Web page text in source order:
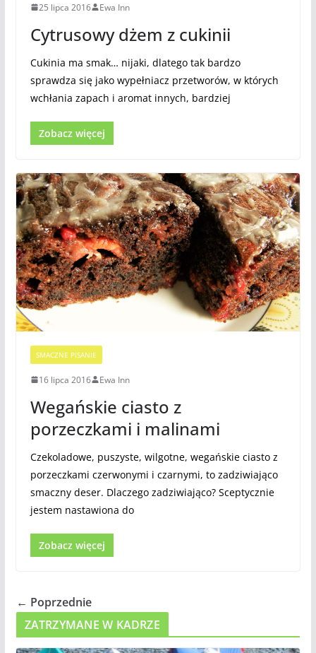
25 lipca 2016 Ewa Inn
Cytrusowy dżem z cukinii
Cukinia ma smak… nijaki, dlatego tak bardzo
sprawdza się jako wypełniacz przetworów, w których
wchłania zapach i aromat innych, bardziej
Zobacz więcej
SMACZNE PISANIE
16 lipca 2016 Ewa Inn
Wegańskie ciasto z
porzeczkami i malinami
Czekoladowe, puszyste, wilgotne, wegańskie ciasto z
porzeczkami czerwonymi i czarnymi, to zadziwiająco
smaczny deser. Dlaczego zadziwiająco? Sceptycznie
jestem nastawiona do
Zobacz więcej
← Poprzednie
ZATRZYMANE W KADRZE